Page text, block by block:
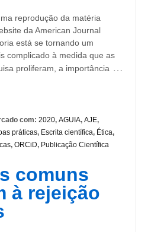
reprodução da matéria
da American Journal
está se tornando um
complicado à medida que as
proliferam, a importância …
com: 2020, AGUIA, AJE,
práticas, Escrita científica, Ética,
, ORCiD, Publicação Científica
comuns
à rejeição